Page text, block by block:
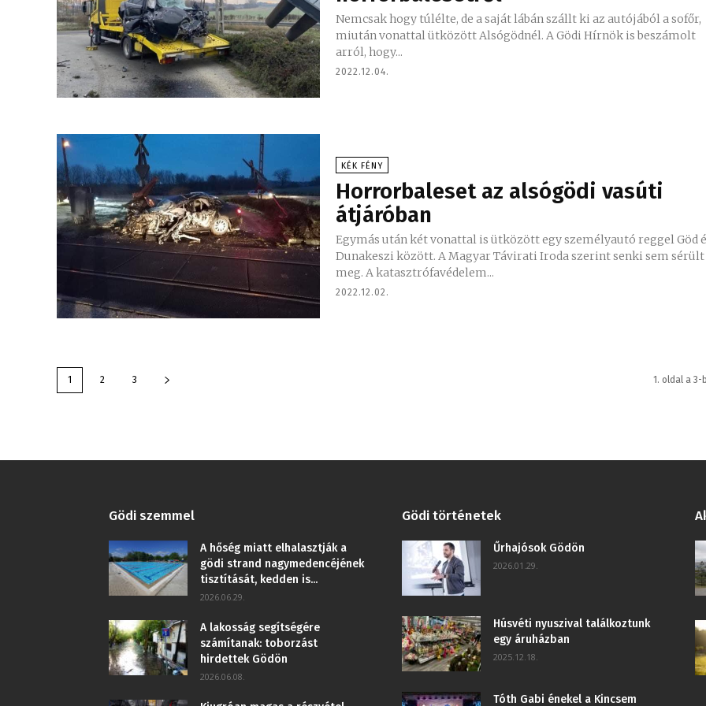
Nemcsak hogy túlélte, de a saját lábán szállt ki az autójából a sofőr,
miután vonattal ütközött Alsógödnél. A Gödi Hírnök is beszámolt
arról, hogy...
2022.12.04.
KÉK FÉNY
Horrorbaleset az alsógödi vasúti
átjáróban
Egymás után két vonattal is ütközött egy személyautó reggel Göd
Dunakeszi között. A Magyar Távirati Iroda szerint senki sem sérült
meg. A katasztrófavédelem...
2022.12.02.
1 2 3 1. oldal a 3-
Gödi szemmel
A hőség miatt elhalasztják a
gödi strand nagymedencéjének
tisztítását, kedden is...
2026.06.29.
A lakosság segítségére
számítanak: toborzást
hirdettek Gödön
2026.06.08.
Gödi történetek
Űrhajósok Gödön
2026.01.29.
Húsvéti nyuszival találkoztunk
egy áruházban
2025.12.18.
Tóth Gabi énekel a Kincsem